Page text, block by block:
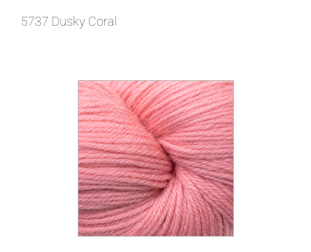
5737 Dusky Coral